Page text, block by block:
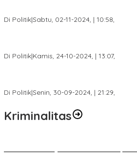
Di Politik|Sabtu, 02-11-2024, | 10:58,
Di Politik|Kamis, 24-10-2024, | 13:07,
Di Politik|Senin, 30-09-2024, | 21:29,
Kriminalitas